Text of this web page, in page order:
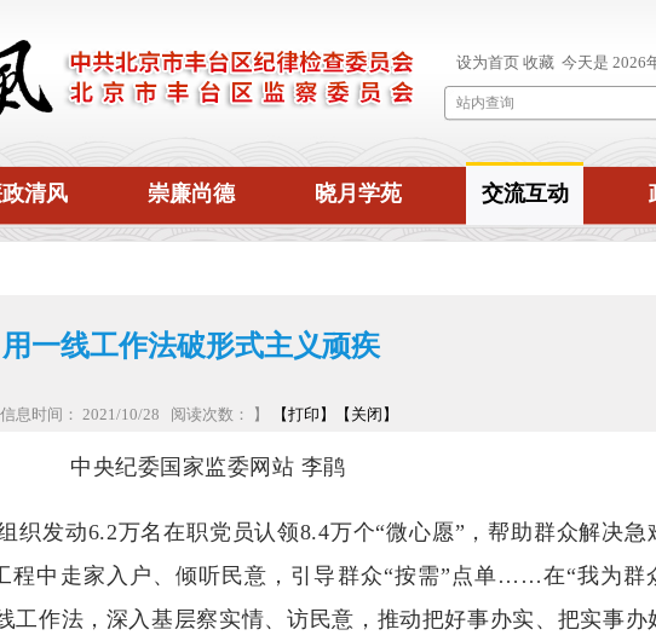
清风 崇廉尚德 晓月学苑 交流互动
用一线工作法破形式主义顽疾
信息时间： 2021/10/28 阅读次数： 】 【打印】 【关闭】
中央纪委国家监委网站 李鹃
发动6.2万名在职党员认领8.4万个“微心愿”，帮助群众解决急
程中走家入户、倾听民意，引导群众“按需”点单……在“我为群
工作法，深入基层察实情、访民意，推动把好事办实、把实事办